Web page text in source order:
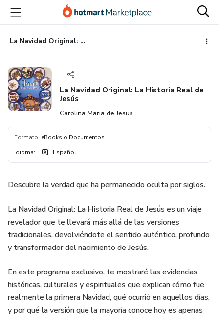
principal
página
de
página
La Navidad Original: La Historia Real de Jesús
La Navidad Original: La Historia Real de
Jesús
Carolina Maria de Jesus
Formato: eBooks o Documentos
Idioma: Español
Descubre la verdad que ha permanecido oculta por siglos.
La Navidad Original: La Historia Real de Jesús es un viaje
revelador que te llevará más allá de las versiones
tradicionales, devolviéndote el sentido auténtico, profundo
y transformador del nacimiento de Jesús.
En este programa exclusivo, te mostraré las evidencias
históricas, culturales y espirituales que explican cómo fue
realmente la primera Navidad, qué ocurrió en aquellos días,
y por qué la versión que la mayoría conoce hoy es apenas